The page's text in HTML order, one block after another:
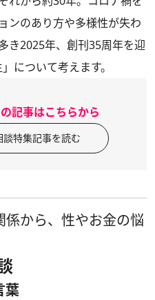
ンのあり方や多様性が失わ
き2025年、創刊35周年を迎
について考えます。
記事はこちらから
特集記事を読む
から、性やお金の悩
葉